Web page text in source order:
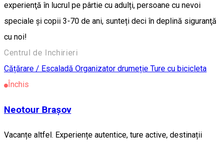
experienţă în lucrul pe pârtie cu adulți, persoane cu nevoi
speciale și copii 3-70 de ani, sunteți deci în deplină siguranţă
cu noi!
Centrul de Inchirieri
Cățărare / Escaladă Organizator drumeție Ture cu bicicleta
Închis
Neotour Brașov
Vacanțe altfel. Experiențe autentice, ture active, destinații